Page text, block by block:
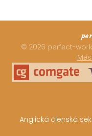
© 2026 perfect-
Anglická členská